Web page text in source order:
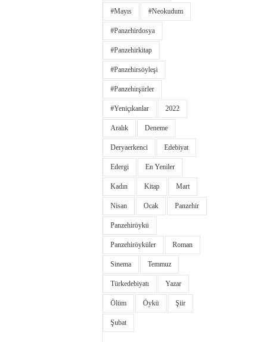
#Mayıs #neokudum
#panzehirdosya
#panzehirkitap
#panzehirsöyleşi
#panzehirşiirler
#yeniçıkanlar 2022
Aralık Deneme
Deryaerkenci Edebiyat
Edergi En Yeniler
Kadın Kitap Mart
Nisan Ocak Panzehir
Panzehiröykü
Panzehiröyküler Roman
Sinema Temmuz
Türkedebiyatı Yazar
Ölüm Öykü Şiir
Şubat